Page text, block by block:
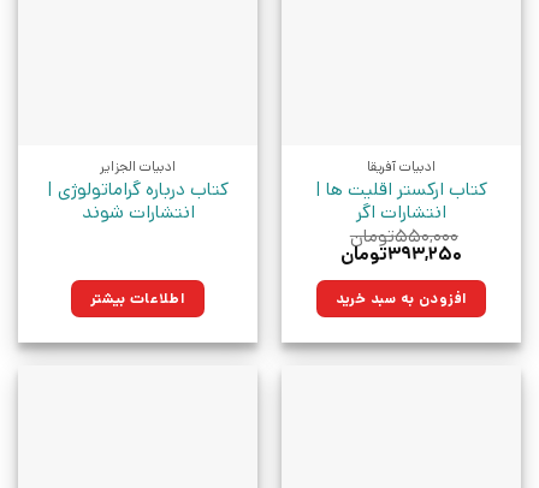
ادبیات آفریقا
کتاب ارکستر اقلیت ها |
انتشارات اگر
۵۵۰,۰۰۰تومان
قیمت
۵۵۰,۰۰۰تومان
بود.
۳۹۳,۲۵۰تومان
۳۹۳,۲۵۰تومان.افزودن به سبد خرید
ادبیات الجزایر
کتاب درباره گراماتولوژی |
انتشارات شوند
اطلاعات بیشتر